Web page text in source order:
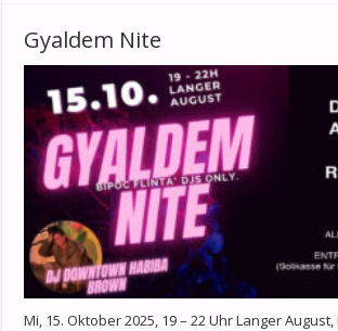
Gyaldem Nite
Mi, 15. Oktober 2025, 19 – 22 Uhr Langer